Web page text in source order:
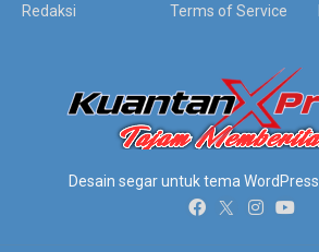
Redaksi Terms of Service
Desain segar untuk tema